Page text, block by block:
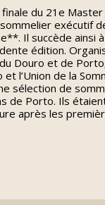
finale du 21e
exécutif
Il succède ainsi
édition.
Douro et de
l’Union de la
sélection de
de Porto. Ils
après les